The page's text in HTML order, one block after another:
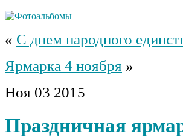
« С днем народного
Ярмарка 4 ноября »
Ноя 03 2015
Праздничная